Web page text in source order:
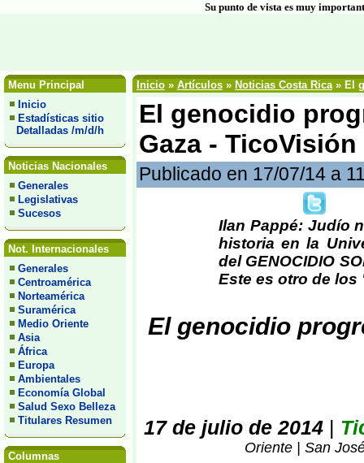
Su punto de vista es muy
Menu Principal
Inicio
Estadísticas sitio
Detalladas /m/d/h
Noticias Nacionales
Generales
Legislativas
Sucesos
Not. Internacionales
Generales
Centroamérica
Norteamérica
Suramérica
Medio Oriente
Asia
África
Europa
Ambientales
Economía Global
Salud Sexo Belleza
Titulares Resumen
Columnas
Inicio » Artículos » Noticias Costa Rica» El
El genocidio
Gaza - TicoVisión
Publicado en 17/07/14 a
Ilan Pappé: Judío
historia en la
del GENOCIDIO
Este es otro de
El genocidio
17 de julio de 2014|
Oriente | San